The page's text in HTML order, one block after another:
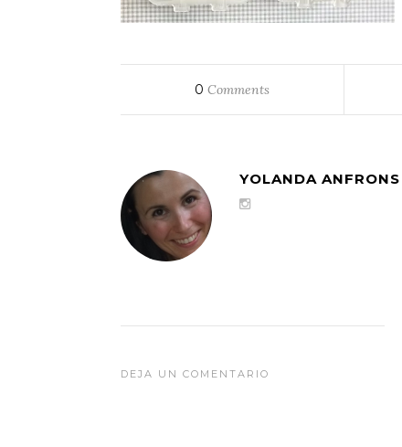
0 Comments
YOLANDA ANFRONS
DEJA UN COMENTARIO